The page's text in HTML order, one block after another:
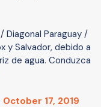
Diagonal Paraguay /
y Salvador, debido a
de agua. Conduzca
October 17, 2019